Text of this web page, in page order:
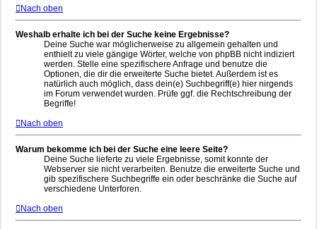
Nach oben
Weshalb erhalte ich bei der Suche keine Ergebnisse?
Deine Suche war möglicherweise zu allgemein gehalten und
enthielt zu viele gängige Wörter, welche von phpBB nicht indiziert
werden. Stelle eine spezifischere Anfrage und benutze die
Optionen, die dir die erweiterte Suche bietet. Außerdem ist es
natürlich auch möglich, dass dein(e) Suchbegriff(e) hier nirgends
im Forum verwendet wurden. Prüfe ggf. die Rechtschreibung der
Begriffe!
Nach oben
Warum bekomme ich bei der Suche eine leere Seite?
Deine Suche lieferte zu viele Ergebnisse, somit konnte der
Webserver sie nicht verarbeiten. Benutze die erweiterte Suche und
gib spezifischere Suchbegriffe ein oder beschränke die Suche auf
verschiedene Unterforen.
Nach oben